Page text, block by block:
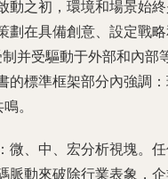
動之初，環境和場景始
劃在具備創意、設定戰
并受驅動于外部和內部
的標準框架部分內強調
。
微、中、宏分析視塊。
脈動來破除行業表象，